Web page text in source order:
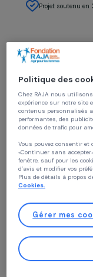
Essor
Projet soutenu
Le
en raison
constitue
à la
Nacala-a-
Chez RAJA nous
expérience sur notre
contenus
performantes, des
données de trafic pour
Vous pouvez consentir
«Continuer sans
fenêtre, sauf pour les
d’avis et modifier vos
Plus de détails à
Cookies.